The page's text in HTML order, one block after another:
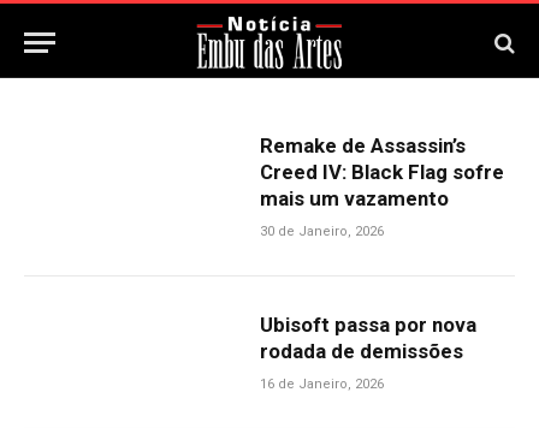
Remake de Assassin’s
Creed IV: Black Flag sofre
mais um vazamento
30 de Janeiro, 2026
Ubisoft passa por nova
rodada de demissões
16 de Janeiro, 2026